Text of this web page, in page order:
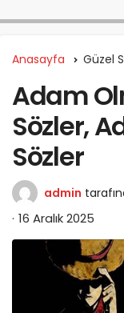
Anasayfa Güzel
Adam
Sözler,
Sözler
admin
16 Aralık 2025